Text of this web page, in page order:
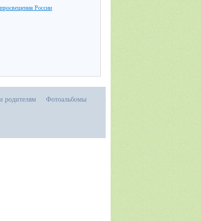
России
родителям Фотоальбомы